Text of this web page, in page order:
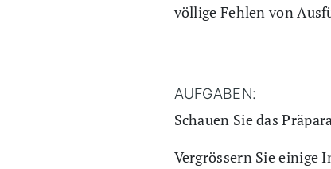
völlige Fehlen von
AUFGABEN:
Schauen Sie das
Vergrössern Sie einige